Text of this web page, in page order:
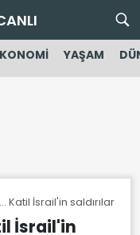
YAŞAM
Katil İsrail'in
İsrail'in